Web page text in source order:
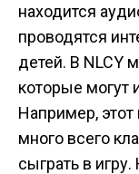
находится
проводятся
детей. В NLCY
которые могут
Например,
много всего
сыграть в